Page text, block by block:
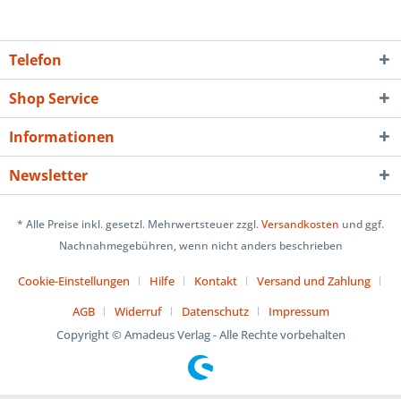
Telefon
Shop Service
Informationen
Newsletter
* Alle Preise inkl. gesetzl. Mehrwertsteuer zzgl.Versandkosten und ggf.
Nachnahmegebühren, wenn nicht anders beschrieben
Cookie-Einstellungen Hilfe Kontakt
Versand und Zahlung
AGB
Widerruf Datenschutz
Impressum
Copyright © Amadeus Verlag - Alle Rechte vorbehalten